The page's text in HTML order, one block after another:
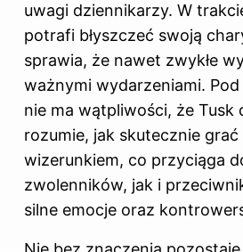
uwagi dziennikarzy. W
potrafi błyszczeć swoją
sprawia, że nawet zwykłe
ważnymi wydarzeniami.
nie ma wątpliwości, że Tusk
rozumie, jak skutecznie grać
wizerunkiem, co przyciąga
zwolenników, jak i
silne emocje oraz